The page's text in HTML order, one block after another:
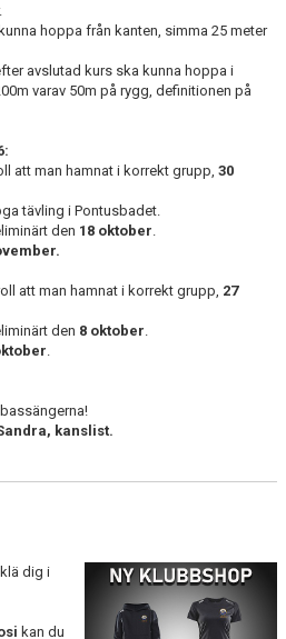
hoppa från kanten, simma 25 meter
avslutad kurs ska kunna hoppa i
varav 50m på rygg, definitionen på
att man hamnat i korrekt grupp, 30
tävling i Pontusbadet.
den 18 oktober
att man hamnat i korrekt grupp, 27
den 8 oktober
kanslist.
dig i
kan du